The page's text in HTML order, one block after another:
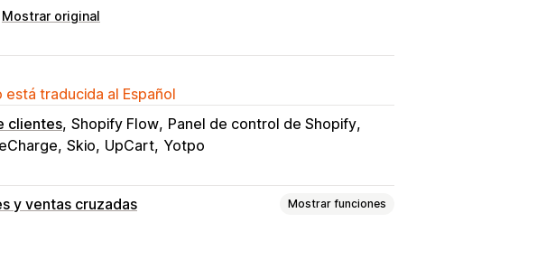
Mostrar original
está traducida al Español
clientes Shopify Flow Panel de control de Shopify
Skio UpCart Yotpo
y ventas cruzadas Mostrar funciones